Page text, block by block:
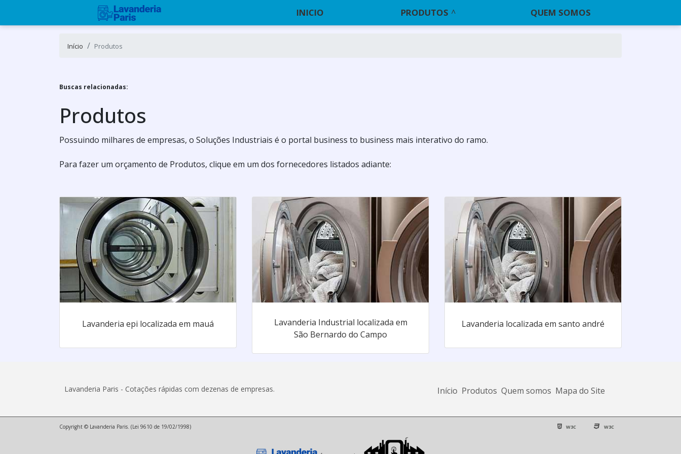
INICIO PRODUTOS QUEM SOMOS
Início Produtos
Buscas relacionadas:
Produtos
Possuindo milhares de empresas, o Soluções Industriais é o portal business to business mais interativo do ramo.
Para fazer um orçamento de Produtos, clique em um dos fornecedores listados adiante:
Lavanderia epi localizada em mauá
Lavanderia Industrial localizada em
São Bernardo do Campo
Lavanderia localizada em santo andré
Lavanderia Paris - Cotações rápidas com dezenas de empresas. Início Produtos Quem somos Mapa do Site
Copyright © Lavanderia Paris. (Lei 9610 de 19/02/1998) W3C W3C